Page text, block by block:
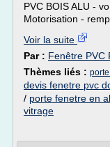
PVC BOIS ALU -
Motorisation -
Voir la suite
Par : Fenêtre PVC
Thèmes liés :
devis fenetre pvc
/ porte fenetre en
vitrage